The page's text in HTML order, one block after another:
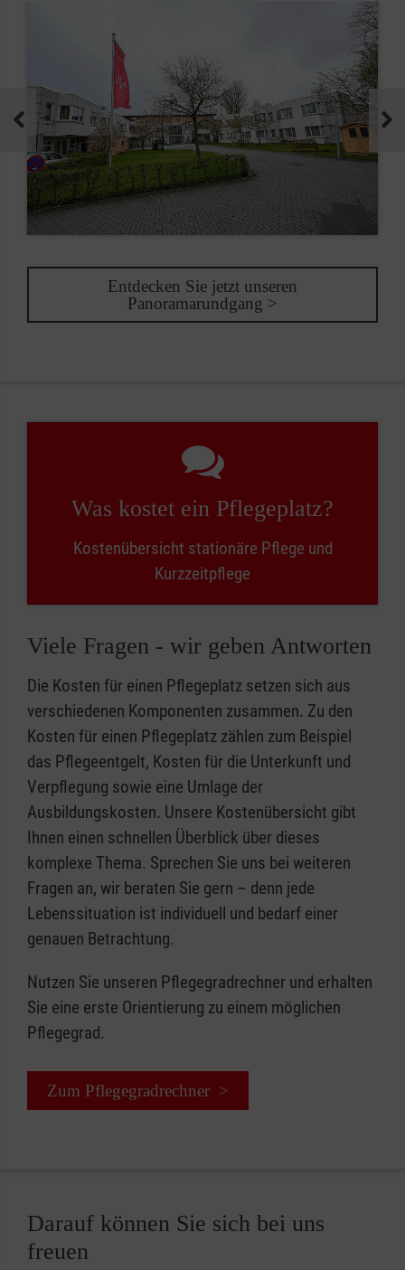
Entdecken Sie jetzt unseren
Panoramarundgang >
Was kostet ein Pflegeplatz?
Kostenübersicht stationäre Pflege und
Kurzzeitpflege
Viele Fragen - wir geben Antworten
Die Kosten für einen Pflegeplatz setzen sich aus
verschiedenen Komponenten zusammen. Zu den
Kosten für einen Pflegeplatz zählen zum Beispiel
das Pflegeentgelt, Kosten für die Unterkunft und
Verpflegung sowie eine Umlage der
Ausbildungskosten. Unsere Kostenübersicht gibt
Ihnen einen schnellen Überblick über dieses
komplexe Thema. Sprechen Sie uns bei weiteren
Fragen an, wir beraten Sie gern – denn jede
Lebenssituation ist individuell und bedarf einer
genauen Betrachtung.
Nutzen Sie unseren Pflegegradrechner und erhalten
Sie eine erste Orientierung zu einem möglichen
Pflegegrad.
Zum Pflegegradrechner >
Darauf können Sie sich bei uns
freuen